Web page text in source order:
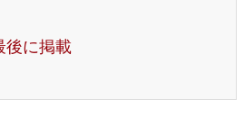
後に掲載